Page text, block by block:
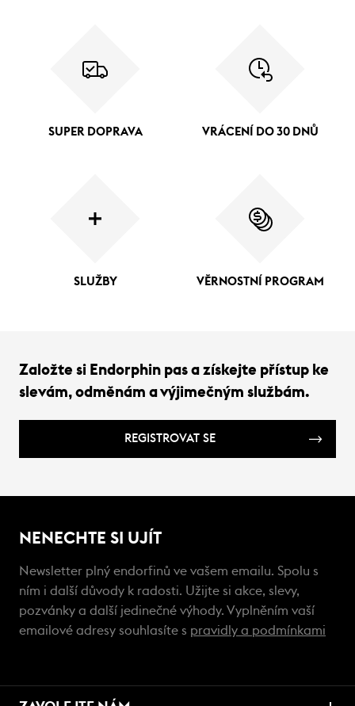
SUPER DOPRAVA VRÁCENÍ DO 30 DNŮ
SLUŽBY VĚRNOSTNÍ PROGRAM
Založte si Endorphin pas a získejte přístup ke
slevám, odměnám a výjimečným službám.
REGISTROVAT SE
NENECHTE SI UJÍT
Newsletter plný endorfinů ve vašem emailu. Spolu s
ním i další důvody k radosti. Užijte si akce, slevy,
pozvánky a další jedinečné výhody. Vyplněním vaší
emailové adresy souhlasíte s pravidly a podmínkami